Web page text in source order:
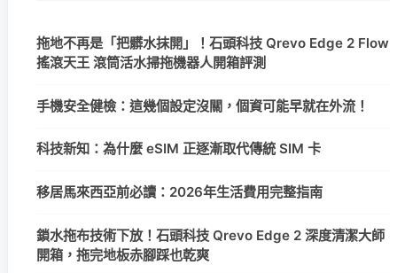
拖地不再是「把髒水抹開」！石頭科技 Qrevo Edge 2 Flow
搖滾天王 滾筒活水掃拖機器人開箱評測
手機安全健檢：這幾個設定沒關，個資可能早就在外流！
科技新知：為什麼 eSIM 正逐漸取代傳統 SIM 卡
移居馬來西亞前必讀：2026年生活費用完整指南
鎖水拖布技術下放！石頭科技 Qrevo Edge 2 深度清潔大師
開箱，拖完地板赤腳踩也乾爽